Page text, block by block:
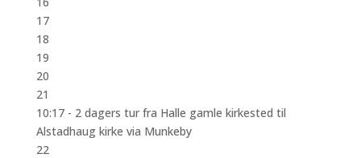
17
18
19
20
21
10:17 - 2 dagers tur fra Halle gamle kirkested til
Alstadhaug kirke via Munkeby
22